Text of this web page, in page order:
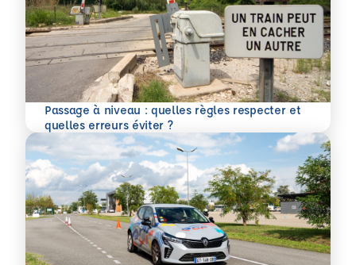
Passage à niveau : quelles règles respecter et
quelles erreurs éviter ?
En savoir plus